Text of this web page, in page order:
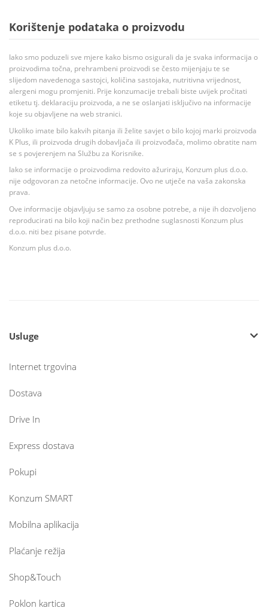
Korištenje podataka o proizvodu
Iako smo poduzeli sve mjere kako bismo osigurali da je svaka informacija o
proizvodima točna, prehrambeni proizvodi se često mijenjaju te se
slijedom navedenoga sastojci, količina sastojaka, nutritivna vrijednost,
alergeni mogu promjeniti. Prije konzumacije trebali biste uvijek pročitati
etiketu tj. deklaraciju proizvoda, a ne se oslanjati isključivo na informacije
koje su objavljene na web stranici.
Ukoliko imate bilo kakvih pitanja ili želite savjet o bilo kojoj marki proizvoda
K Plus, ili proizvoda drugih dobavljača ili proizvođača, molimo obratite nam
se s povjerenjem na Službu za Korisnike.
Iako se informacije o proizvodima redovito ažuriraju, Konzum plus d.o.o.
nije odgovoran za netočne informacije. Ovo ne utječe na vaša zakonska
prava.
Ove informacije objavljuju se samo za osobne potrebe, a nije ih dozvoljeno
reproducirati na bilo koji način bez prethodne suglasnosti Konzum plus
d.o.o. niti bez pisane potvrde.
Konzum plus d.o.o.
Usluge
Internet trgovina
Dostava
Drive In
Express dostava
Pokupi
Konzum SMART
Mobilna aplikacija
Plaćanje režija
Shop&Touch
Poklon kartica